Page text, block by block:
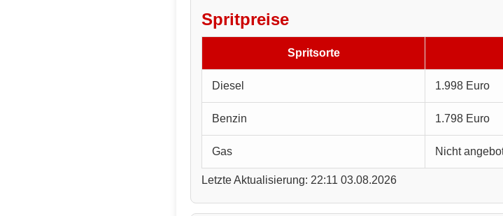
Spritpreise
Spritsorte
Diesel 1.998 Euro
Benzin 1.798 Euro
Gas Nicht
Letzte Aktualisierung: 22:11 03.08.2026